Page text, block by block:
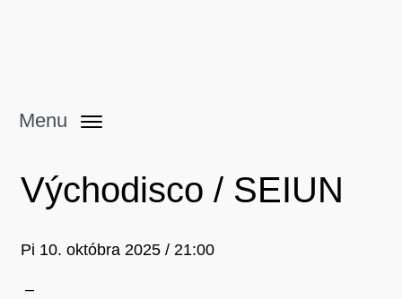
Menu
Východisco / SEIUN
Pi 10. októbra 2025 / 21:00
–